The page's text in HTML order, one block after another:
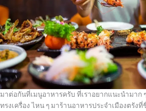
มาต่อกันที่เมนูอาหารครับ ที่เราอยากแนะนำมาก
ทรงเครื่อง ไหน ๆ มาร้านอาหารประจำเมืองตรัง